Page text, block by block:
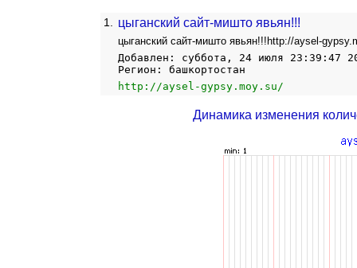
1. цыганский сайт-мишто явьян!!!
цыганский сайт-мишто явьян!!!http://aysel-
Добавлен: суббота, 24 июля 23:39:47
Регион: башкортостан
http://aysel-gypsy.moy.su/
Динамика изменения